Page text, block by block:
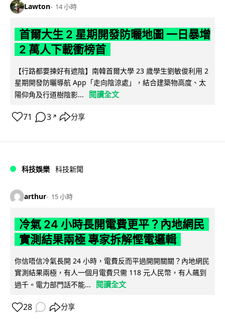
Lawton 14 小時
首爾大生 2 星期開發防曬地圖 一日暴增
2 萬人下載衝榜首
【行路都要揀好有遮陰】南韓首爾大學 23 歲學生劉敏俊利用 2
星期開發防曬導航 App「走向陰涼處」，結合建築物高度、太
陽仰角及行道樹陰影...
閱讀全文
71 3 ↗ 分享
科技娛樂 科技新聞
arthur 15 小時
冷氣 24 小時長開電費更平？內地網民
實測結果兩極 專家拆解慳電邏輯
你信唔信冷氣長開 24 小時，電費反而平過開開關關？內地網民
實測結果兩極，有人一個月電費只需 118 元人民幣，有人飆到
過千。電力部門話不能...
閱讀全文
28 分享